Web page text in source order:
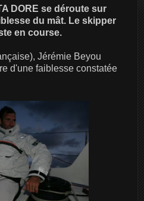
DORE se déroute sur
du mât. Le skipper
en course.
Jérémie Beyou
d'une faiblesse constatée